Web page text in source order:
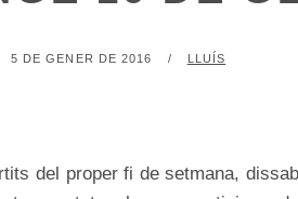
POSTED
5 DE GENER DE 2016 BY
LLUÍS
del proper fi de setmana,